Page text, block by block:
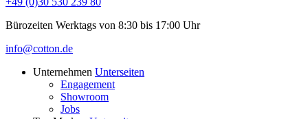
Bürozeiten Werktags von 8:30 bis 17:00 Uhr
info@cotton.de
Unternehmen Unterseiten
Engagement
Showroom
Jobs